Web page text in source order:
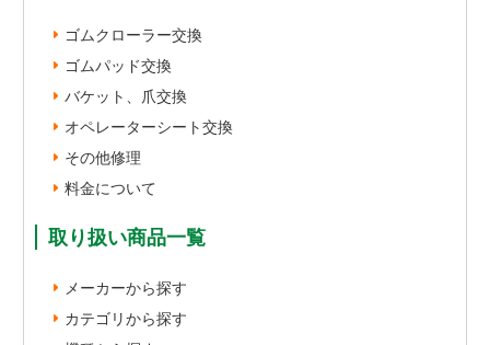
ゴムクローラー交換
ゴムパッド交換
バケット、爪交換
オペレーターシート交換
その他修理
料金について
取り扱い商品一覧
メーカーから探す
カテゴリから探す